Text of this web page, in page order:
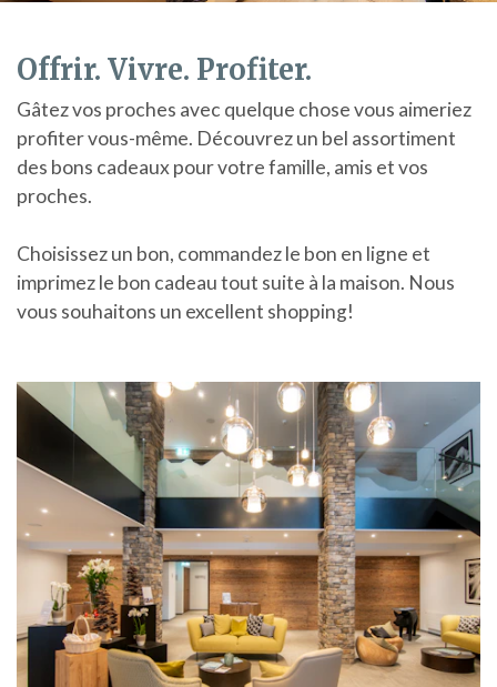
Offrir. Vivre. Profiter.
Gâtez vos proches avec quelque chose vous aimeriez
profiter vous-même. Découvrez un bel assortiment
des bons cadeaux pour votre famille, amis et vos
proches.
Choisissez un bon, commandez le bon en ligne et
imprimez le bon cadeau tout suite à la maison. Nous
vous souhaitons un excellent shopping!